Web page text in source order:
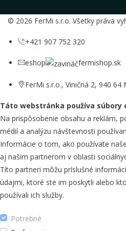
© 2026 FerMi s.r.o. Všetky práva
+421 907 752 320
eshop fermishop.sk
FerMi s.r.o., Viničná 2, 940 64
Táto webstránka používa súbory
Na prispôsobenie obsahu a reklám,
médií a analýzu návštevnosti
Informácie o tom, ako používate
aj našim partnerom v oblasti
Títo partneri môžu príslušné
údajmi, ktoré ste im poskytli alebo
používali ich služby.
Potrebné